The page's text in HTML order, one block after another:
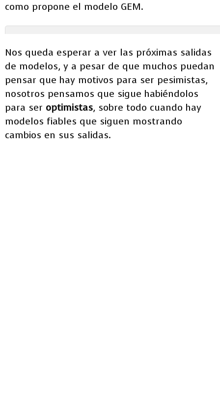
como propone el modelo GEM.
Nos queda esperar a ver las próximas salidas
de modelos, y a pesar de que muchos puedan
pensar que hay motivos para ser pesimistas,
nosotros pensamos que sigue habiéndolos
para ser optimistas, sobre todo cuando hay
modelos fiables que siguen mostrando
cambios en sus salidas.